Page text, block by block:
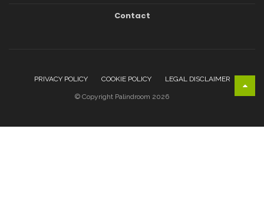
Contact
PRIVACY POLICY COOKIE POLICY LEGAL DISCLAIMER
© Copyright Palindroom 2026